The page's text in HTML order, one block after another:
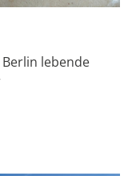
lebende